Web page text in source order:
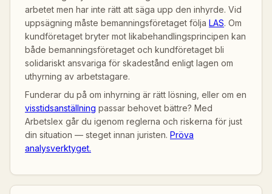
arbetet men har inte rätt att säga upp den inhyrde. Vid
uppsägning måste bemanningsföretaget följa LAS. Om
kundföretaget bryter mot likabehandlingsprincipen kan
både bemanningsföretaget och kundföretaget bli
solidariskt ansvariga för skadestånd enligt lagen om
uthyrning av arbetstagare.
Funderar du på om inhyrning är rätt lösning, eller om en
visstidsanställning passar behovet bättre? Med
Arbetslex går du igenom reglerna och riskerna för just
din situation — steget innan juristen. Pröva
analysverktyget.